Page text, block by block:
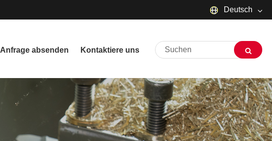
Deutsch
Français
Español
العربية
Anfrage absenden Kontaktiere uns